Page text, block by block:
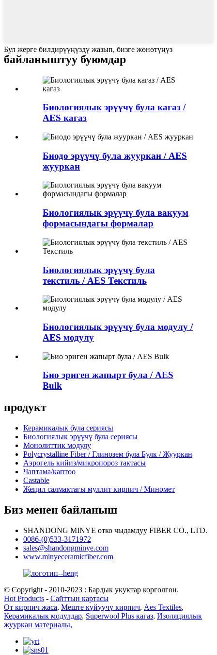
Бул жерге билдирүүңүздү жазып, бизге жөнөтүңүз
байланыштуу буюмдар
Биологиялык эрүүчү була кагаз /
AES кагаз
Биодо эрүүчү була жууркан / AES
жууркан
Биологиялык эрүүчү була вакуум
формасындагы формалар
Биологиялык эрүүчү була
текстиль / AES Текстиль
Биологиялык эрүүчү була модулу /
AES модулу
Био эриген жапырт була / AES
Bulk
продукт
Керамикалык була сериясы
Биологиялык эрүүчү була сериясы
Монолиттик модулу
Polycrystalline Fiber / Глинозем була Булк / Жууркан
Аэрогель кийиз/микропороз тактасы
Чаптама/каптоо
Castable
Жеңил салмактагы муллит кирпич / Миномет
Биз менен байланыш
SHANDONG MINYE отко чыдамдуу FIBER CO., LTD.
0086-(0)533-3171972
sales@shandongminye.com
www.minyeceramicfiber.com
© Copyright - 2010-2023 : Бардык укуктар корголгон.
Hot Products - Сайттын картасы
От кирпич жаса, Меште күйүүчү кирпич, Aes Textiles,
Керамикалык модулдар, Superwool Plus кагаз, Изоляциялык
жууркан материалы,